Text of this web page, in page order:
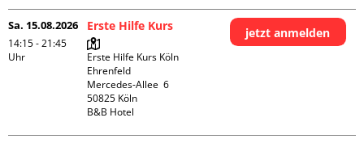
Sa. 15.08.2026
14:15 - 21:45
Uhr
Erste Hilfe Kurs
Erste Hilfe Kurs Köln
Ehrenfeld
Mercedes-Allee  6
50825 Köln
B&B Hotel
jetzt anmelden